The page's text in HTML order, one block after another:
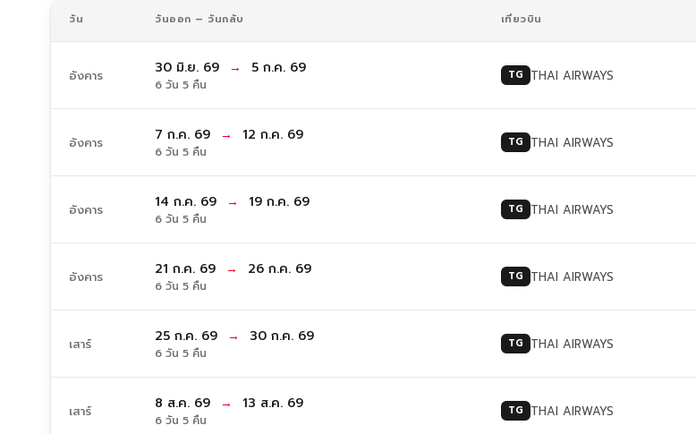
วัน วันออก – วันกลับ เที่ยวบิน
อังคาร 30 มิ.ย. 69 → 5 ก.ค. 69
6 วัน 5 คืน
TG THAI AIRWAYS
อังคาร 7 ก.ค. 69 → 12 ก.ค. 69
6 วัน 5 คืน
TG THAI AIRWAYS
อังคาร 14 ก.ค. 69 → 19 ก.ค. 69
6 วัน 5 คืน
TG THAI AIRWAYS
อังคาร 21 ก.ค. 69 → 26 ก.ค. 69
6 วัน 5 คืน
TG THAI AIRWAYS
เสาร์ 25 ก.ค. 69 → 30 ก.ค. 69
6 วัน 5 คืน
TG THAI AIRWAYS
เสาร์ 8 ส.ค. 69 → 13 ส.ค. 69
6 วัน 5 คืน
TG THAI AIRWAYS